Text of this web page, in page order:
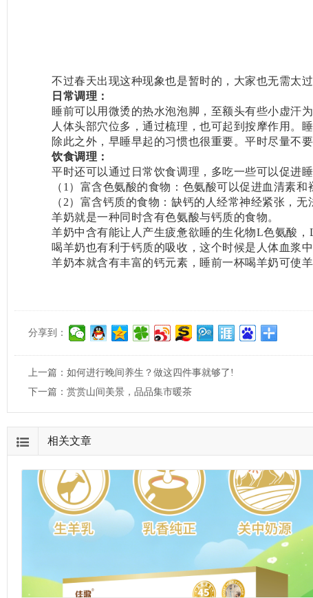
不过春天出现这种现象也是暂时的，大家也无需太
日常调理：
睡前可以用微烫的热水泡泡脚，至额头有些小虚汗
人体头部穴位多，通过梳理，也可起到按摩作用。
除此之外，早睡早起的习惯也很重要。平时尽量不
饮食调理：
平时还可以通过日常饮食调理，多吃一些可以促进睡
（1）富含色氨酸的食物：色氨酸可以促进血清素
（2）富含钙质的食物：缺钙的人经常神经紧张，
羊奶就是一种同时含有色氨酸与钙质的食物。
羊奶中含有能让人产生疲惫欲睡的生化物L色氨酸
喝羊奶也有利于钙质的吸收，这个时候是人体血浆
羊奶本就含有丰富的钙元素，睡前一杯喝羊奶可使
分享到：
上一篇： 如何进行晚间养生？做这四件事就够了!
下一篇： 赏赏山间美景，品品集市暖茶
相关文章